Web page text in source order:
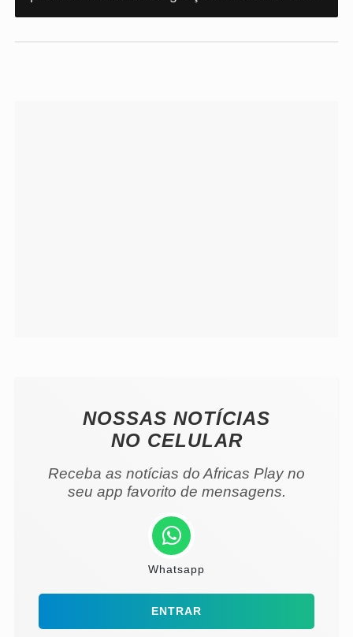
ciclo do Projeto Alvorada chega com a
NOSSAS NOTÍCIAS
NO CELULAR
Receba as notícias do Africas Play no
seu app favorito de mensagens.
Whatsapp
ENTRAR